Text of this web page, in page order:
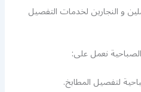
و النجارين لخدمات التفصيل
نعمل على:
لتفصيل المطابخ.